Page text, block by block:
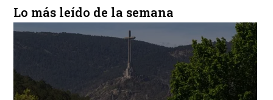
Lo más leído de la semana